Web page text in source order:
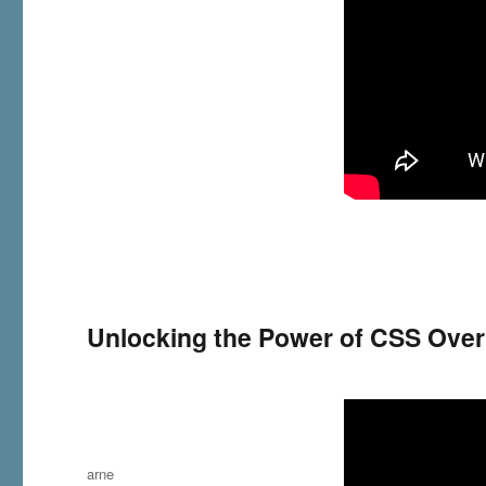
Unlocking the Power of CSS
Autor
arne